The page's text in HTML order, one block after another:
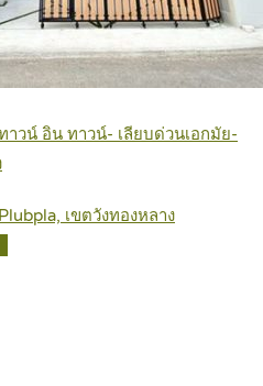
วน์ อิน ทาวน์- เลียบด่วนเอกมัย-
เขตวังทองหลาง